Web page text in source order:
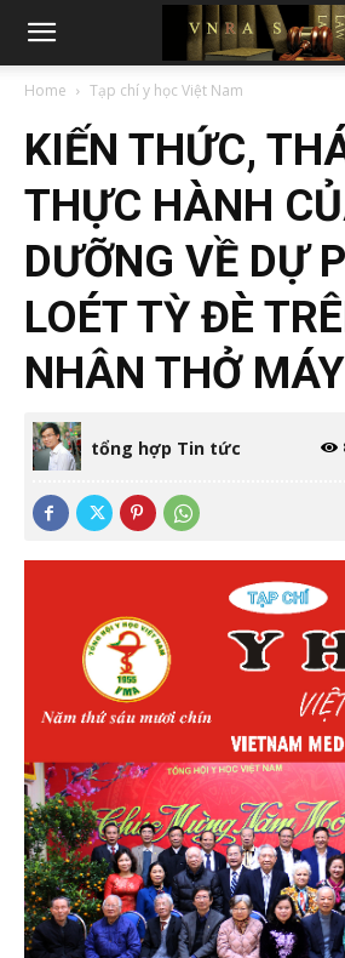
Home Tạp chí y học Việt Nam
KIẾN THỨC,
THỰC HÀNH
DƯỠNG VỀ DỰ
LOÉT TỲ ĐÈ
NHÂN THỞ MÁY
tổng hợp Tin tức